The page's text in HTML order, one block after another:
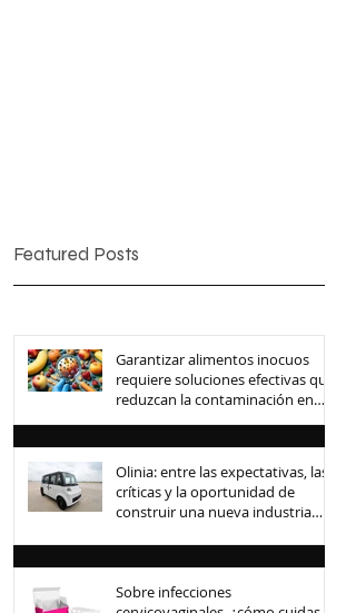
Featured Posts
Garantizar alimentos inocuos
requiere soluciones efectivas que
reduzcan la contaminación en
toda la cadena de suministro
Olinia: entre las expectativas, las
críticas y la oportunidad de
construir una nueva industria
Sobre infecciones